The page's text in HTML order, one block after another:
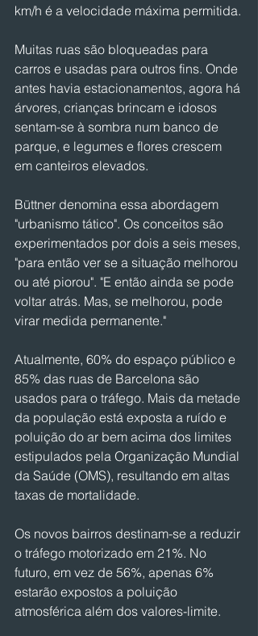
km/h é a velocidade máxima permitida.
Muitas ruas são bloqueadas para
carros e usadas para outros fins. Onde
antes havia estacionamentos, agora há
árvores, crianças brincam e idosos
sentam-se à sombra num banco de
parque, e legumes e flores crescem
em canteiros elevados.
Büttner denomina essa abordagem
"urbanismo tático". Os conceitos são
experimentados por dois a seis meses,
"para então ver se a situação melhorou
ou até piorou". "E então ainda se pode
voltar atrás. Mas, se melhorou, pode
virar medida permanente."
Atualmente, ​​​​60% do espaço público e
85% das ruas de Barcelona são
usados ​​para o tráfego. Mais da metade
da população está exposta a ruído e
poluição do ar bem acima dos limites
estipulados pela Organização Mundial
da Saúde (OMS), resultando em altas
taxas de mortalidade.
Os novos bairros destinam-se a reduzir
o tráfego motorizado em 21%. No
futuro, em vez de 56%, apenas 6%
estarão expostos a poluição
atmosférica além dos valores-limite.